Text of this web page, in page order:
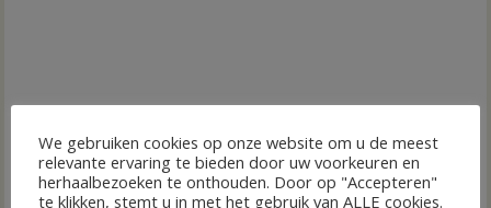
We gebruiken cookies op onze website om u de meest
relevante ervaring te bieden door uw voorkeuren en
herhaalbezoeken te onthouden. Door op "Accepteren"
te klikken, stemt u in met het gebruik van ALLE cookies.